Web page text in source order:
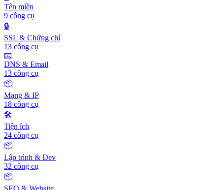
Tên miền
9 công cụ
🔒
SSL & Chứng chỉ
13 công cụ
📧
DNS & Email
13 công cụ
📦
Mạng & IP
18 công cụ
🛠️
Tiện ích
24 công cụ
📦
Lập trình & Dev
32 công cụ
📦
SEO & Website